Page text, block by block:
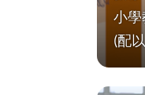
小
(配